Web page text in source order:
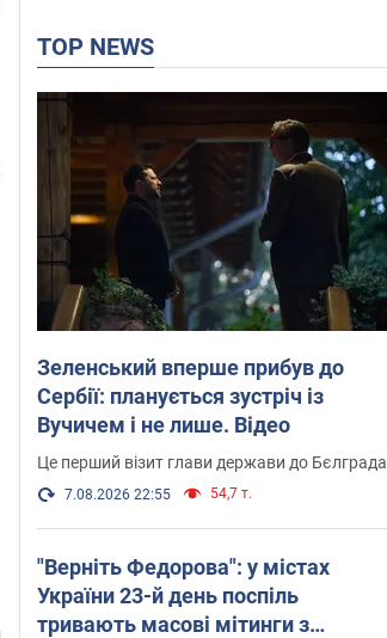
TOP NEWS
Зеленський вперше прибув до
Сербії: планується зустріч із
Вучичем і не лише. Відео
Це перший візит глави держави до Бєлграда
7.08.2026 22:55 54,7 т.
"Верніть Федорова": у містах
України 23-й день поспіль
тривають масові мітинги з